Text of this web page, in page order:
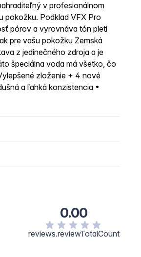
v profesionálnom
pokožku. Podklad VFX Pro
pórov a vyrovnáva tón pleti
pre vašu pokožku Zemská
z jedinečného zdroja a je
špeciálna voda má všetko, čo
zloženie + 4 nové
a ľahká konzistencia •
0.00
reviews.reviewTotalCount